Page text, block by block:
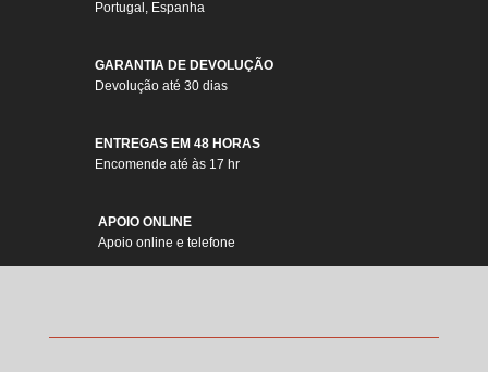
Portugal, Espanha
GARANTIA DE DEVOLUÇÃO
Devolução até 30 dias
ENTREGAS EM 48 HORAS
Encomende até às 17 hr
APOIO ONLINE
Apoio online e telefone